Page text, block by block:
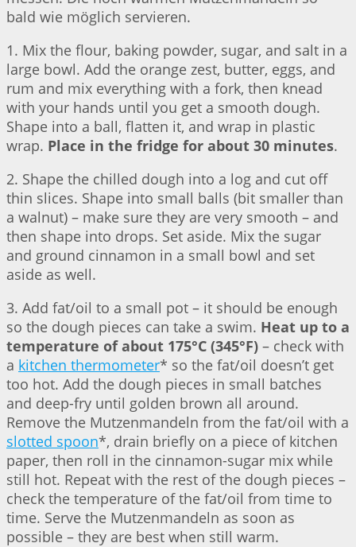
bald wie möglich servieren.
1. Mix the flour, baking powder, sugar, and salt in a
large bowl. Add the orange zest, butter, eggs, and
rum and mix everything with a fork, then knead
with your hands until you get a smooth dough.
Shape into a ball, flatten it, and wrap in plastic
wrap. Place in the fridge for about 30 minutes.
2. Shape the chilled dough into a log and cut off
thin slices. Shape into small balls (bit smaller than
a walnut) – make sure they are very smooth – and
then shape into drops. Set aside. Mix the sugar
and ground cinnamon in a small bowl and set
aside as well.
3. Add fat/oil to a small pot – it should be enough
so the dough pieces can take a swim. Heat up to a
temperature of about 175°C (345°F) – check with
a kitchen thermometer* so the fat/oil doesn’t get
too hot. Add the dough pieces in small batches
and deep-fry until golden brown all around.
Remove the Mutzenmandeln from the fat/oil with a
slotted spoon*, drain briefly on a piece of kitchen
paper, then roll in the cinnamon-sugar mix while
still hot. Repeat with the rest of the dough pieces –
check the temperature of the fat/oil from time to
time. Serve the Mutzenmandeln as soon as
possible – they are best when still warm.